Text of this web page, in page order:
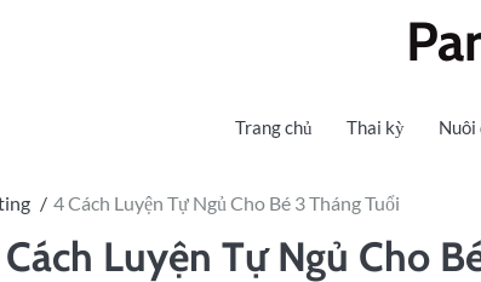
Trang chủ Thai kỳ Nuôi
4 Cách Luyện Tự Ngủ Cho Bé 3 Tháng Tuổi
Luyện Tự Ngủ Cho